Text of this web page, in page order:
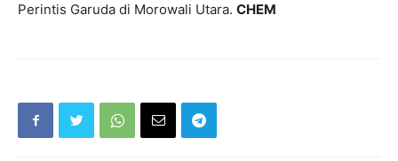
Perintis Garuda di Morowali Utara. CHEM